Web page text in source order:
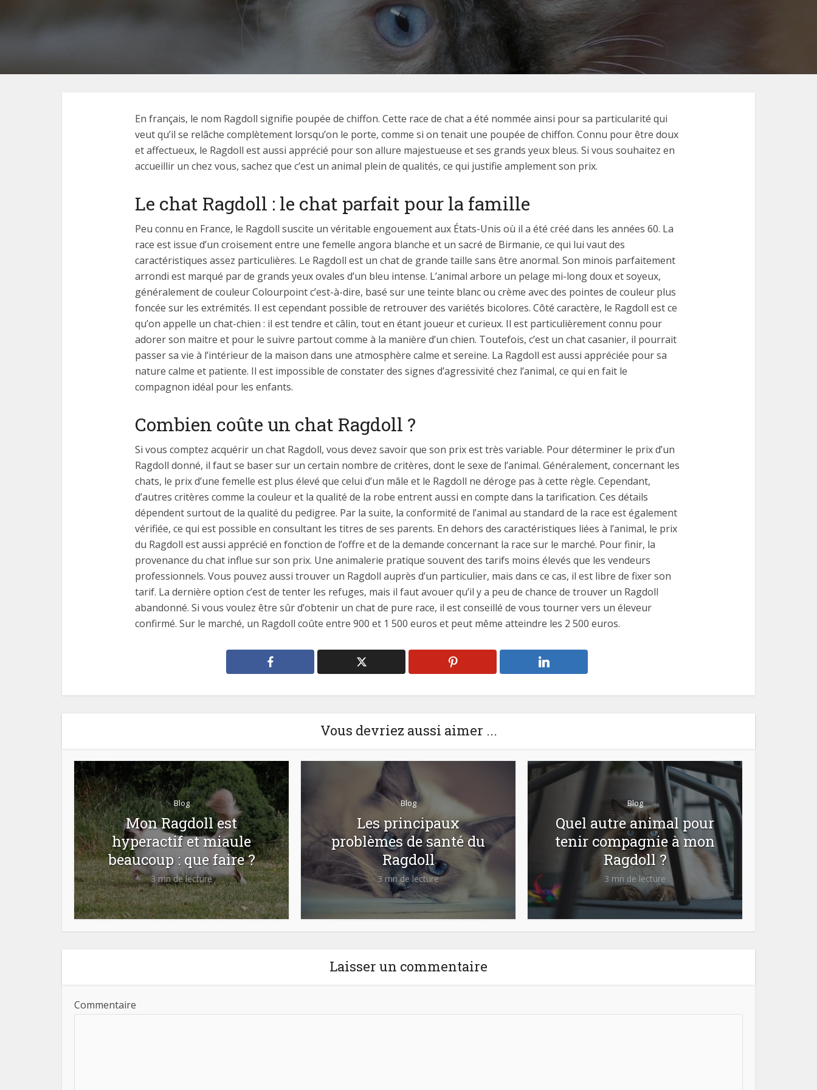
En français, le nom Ragdoll signifie poupée de chiffon. Cette race de chat a été nommée ainsi pour sa particularité qui
veut qu’il se relâche complètement lorsqu’on le porte, comme si on tenait une poupée de chiffon. Connu pour être doux
et affectueux, le Ragdoll est aussi apprécié pour son allure majestueuse et ses grands yeux bleus. Si vous souhaitez en
accueillir un chez vous, sachez que c’est un animal plein de qualités, ce qui justifie amplement son prix.
Le chat Ragdoll : le chat parfait pour la famille
Peu connu en France, le Ragdoll suscite un véritable engouement aux États-Unis où il a été créé dans les années 60. La
race est issue d’un croisement entre une femelle angora blanche et un sacré de Birmanie, ce qui lui vaut des
caractéristiques assez particulières. Le Ragdoll est un chat de grande taille sans être anormal. Son minois parfaitement
arrondi est marqué par de grands yeux ovales d’un bleu intense. L’animal arbore un pelage mi-long doux et soyeux,
généralement de couleur Colourpoint c’est-à-dire, basé sur une teinte blanc ou crème avec des pointes de couleur plus
foncée sur les extrémités. Il est cependant possible de retrouver des variétés bicolores. Côté caractère, le Ragdoll est ce
qu’on appelle un chat-chien : il est tendre et câlin, tout en étant joueur et curieux. Il est particulièrement connu pour
adorer son maitre et pour le suivre partout comme à la manière d’un chien. Toutefois, c’est un chat casanier, il pourrait
passer sa vie à l’intérieur de la maison dans une atmosphère calme et sereine. La Ragdoll est aussi appréciée pour sa
nature calme et patiente. Il est impossible de constater des signes d’agressivité chez l’animal, ce qui en fait le
compagnon idéal pour les enfants.
Combien coûte un chat Ragdoll ?
Si vous comptez acquérir un chat Ragdoll, vous devez savoir que son prix est très variable. Pour déterminer le prix d’un
Ragdoll donné, il faut se baser sur un certain nombre de critères, dont le sexe de l’animal. Généralement, concernant les
chats, le prix d’une femelle est plus élevé que celui d’un mâle et le Ragdoll ne déroge pas à cette règle. Cependant,
d’autres critères comme la couleur et la qualité de la robe entrent aussi en compte dans la tarification. Ces détails
dépendent surtout de la qualité du pedigree. Par la suite, la conformité de l’animal au standard de la race est également
vérifiée, ce qui est possible en consultant les titres de ses parents. En dehors des caractéristiques liées à l’animal, le prix
du Ragdoll est aussi apprécié en fonction de l’offre et de la demande concernant la race sur le marché. Pour finir, la
provenance du chat influe sur son prix. Une animalerie pratique souvent des tarifs moins élevés que les vendeurs
professionnels. Vous pouvez aussi trouver un Ragdoll auprès d’un particulier, mais dans ce cas, il est libre de fixer son
tarif. La dernière option c’est de tenter les refuges, mais il faut avouer qu’il y a peu de chance de trouver un Ragdoll
abandonné. Si vous voulez être sûr d’obtenir un chat de pure race, il est conseillé de vous tourner vers un éleveur
confirmé. Sur le marché, un Ragdoll coûte entre 900 et 1 500 euros et peut même atteindre les 2 500 euros.
Vous devriez aussi aimer ...
Blog
Mon Ragdoll est
hyperactif et miaule
beaucoup : que faire ?
3 mn de lecture
Blog
Les principaux
problèmes de santé du
Ragdoll
3 mn de lecture
Blog
Quel autre animal pour
tenir compagnie à mon
Ragdoll ?
3 mn de lecture
Laisser un commentaire
Commentaire